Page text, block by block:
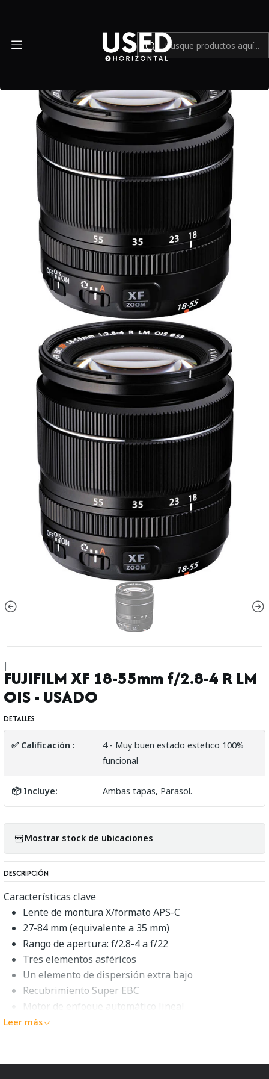
|
FUJIFILM XF 18-55mm f/2.8-4 R LM
OIS - USADO
DETALLES
✅ Calificación :
4 - Muy buen estado estetico 100%
funcional
📦 Incluye: Ambas tapas, Parasol.
Mostrar stock de ubicaciones
DESCRIPCIÓN
Características clave
Lente de montura X/formato APS-C
27-84 mm (equivalente a 35 mm)
Rango de apertura: f/2.8-4 a f/22
Tres elementos asféricos
Un elemento de dispersión extra bajo
Recubrimiento Super EBC
Motor de enfoque automático lineal
Estabilización óptica de imagen
Combinando versatilidad, velocidad y un diseño elegante,
Leer más